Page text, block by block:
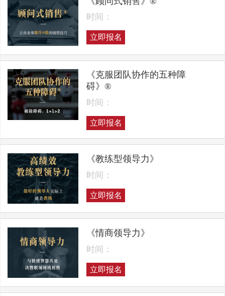
时间：
立即报名
《克服团队协作的五种障
碍》®
时间：
立即报名
《教练型领导力》
时间：
立即报名
《情商领导力》
时间：
立即报名